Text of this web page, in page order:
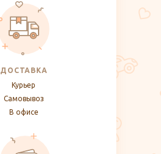
ДОСТАВКА
Курьер
Самовывоз
В офисе